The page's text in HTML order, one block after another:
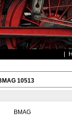
10513
BMAG